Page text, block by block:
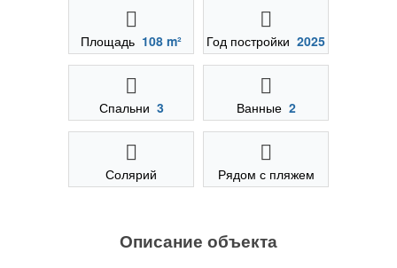
Площадь 108 m² Год постройки 2025
Спальни 3 Ванные 2
Солярий Рядом с пляжем
Описание объекта